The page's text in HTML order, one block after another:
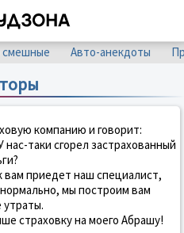
смешные Авто-анекдоты
компанию и говорит:
таки сгорел застрахованный
вам приедет наш специалист,
мы построим вам
страховку на моего Абрашу!